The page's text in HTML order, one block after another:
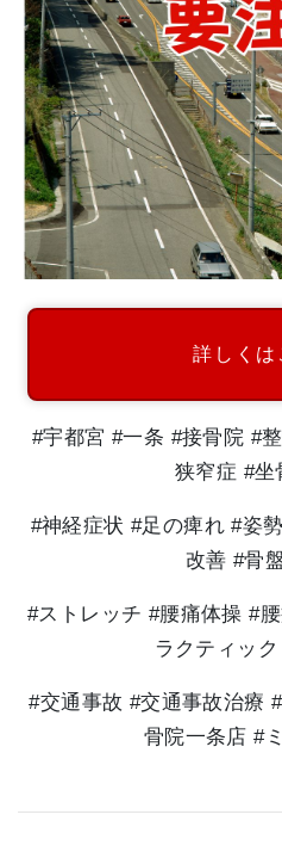
詳しくは
#宇都宮 #一条 #接骨院 #
狭窄症 #坐
#神経症状 #足の痺れ #姿
改善 #骨
#ストレッチ #腰痛体操 #
ラクティッ
#交通事故 #交通事故治療
骨院一条店 #